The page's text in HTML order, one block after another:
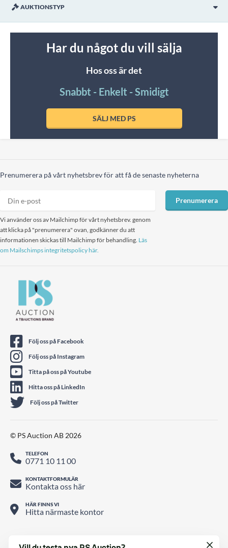
AUKTIONSTYP
Har du något du vill sälja
Hos oss är det
Snabbt - Enkelt - Smidigt
SÄLJ MED PS
Prenumerera på vårt nyhetsbrev för att få de senaste nyheterna
Vi använder oss av Mailchimp för vårt nyhetsbrev. genom
att klicka på "prenumerera" ovan, godkänner du att
informationen skickas till Mailchimp för behandling. Läs
om Mailschimps integritetspolicy här.
Prenumerera
Följ oss på Facebook
Följ oss på Instagram
Titta på oss på Youtube
Hitta oss på LinkedIn
Följ oss på Twitter
© PS Auction AB 2026
TELEFON
0771 10 11 00
KONTAKTFORMULÄR
Kontakta oss här
HÄR FINNS VI
Hitta närmaste kontor